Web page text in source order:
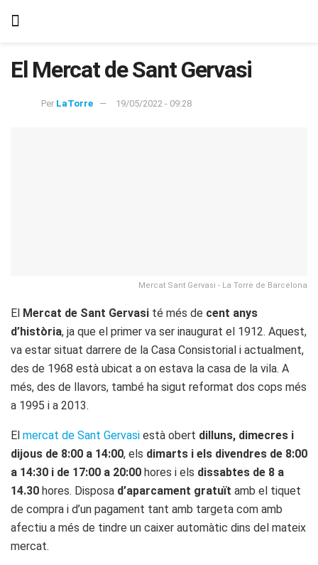
El Mercat de Sant Gervasi
Per LaTorre 19/05/2022 - 09:28
Mercat Sant Gervasi - La Torre de Barcelona
El Mercat de Sant Gervasi té més de cent anys
d’història, ja que el primer va ser inaugurat el 1912. Aquest,
va estar situat darrere de la Casa Consistorial i actualment,
des de 1968 està ubicat a on estava la casa de la vila. A
més, des de llavors, també ha sigut reformat dos cops més
a 1995 i a 2013.
El mercat de Sant Gervasi està obert dilluns, dimecres i
dijous de 8:00 a 14:00, els dimarts i els divendres de 8:00
a 14:30 i de 17:00 a 20:00 hores i els dissabtes de 8 a
14.30 hores. Disposa d’aparcament gratuït amb el tiquet
de compra i d’un pagament tant amb targeta com amb
afectiu a més de tindre un caixer automàtic dins del mateix
mercat.